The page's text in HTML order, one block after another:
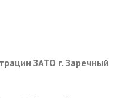
ЗАТО г. Заречный